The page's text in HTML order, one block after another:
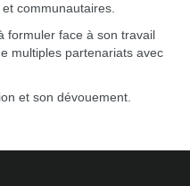
communautaires.
formuler face à son travail
multiples partenariats avec
et son dévouement.